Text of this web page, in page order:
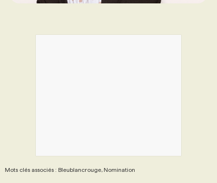
Mots clés associés : Bleublancrouge, Nomination